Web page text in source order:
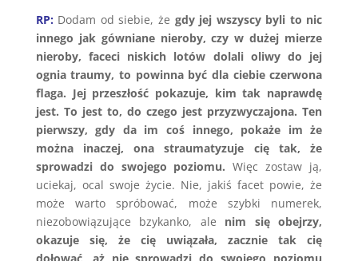
RP: Dodam od siebie, że gdy jej wszyscy byli to nic
innego jak gówniane nieroby, czy w dużej mierze
nieroby, faceci niskich lotów dolali oliwy do jej
ognia traumy, to powinna być dla ciebie czerwona
flaga. Jej przeszłość pokazuje, kim tak naprawdę
jest. To jest to, do czego jest przyzwyczajona. Ten
pierwszy, gdy da im coś innego, pokaże im że
można inaczej, ona straumatyzuje cię tak, że
sprowadzi do swojego poziomu.Więc zostaw ją,
uciekaj, ocal swoje życie. Nie, jakiś facet powie, że
może warto spróbować, może szybki numerek,
niezobowiązujące bzykanko, ale nim się obejrzy,
okazuje się, że cię uwiązała, zacznie tak cię
dołować, aż nie sprowadzi do swojego poziomu